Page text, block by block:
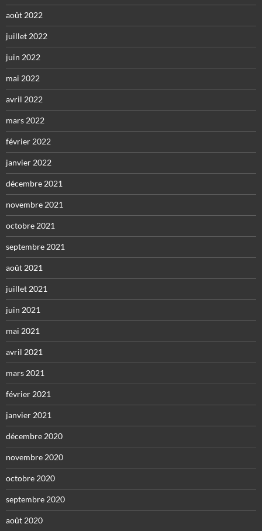
août 2022
juillet 2022
juin 2022
mai 2022
avril 2022
mars 2022
février 2022
janvier 2022
décembre 2021
novembre 2021
octobre 2021
septembre 2021
août 2021
juillet 2021
juin 2021
mai 2021
avril 2021
mars 2021
février 2021
janvier 2021
décembre 2020
novembre 2020
octobre 2020
septembre 2020
août 2020